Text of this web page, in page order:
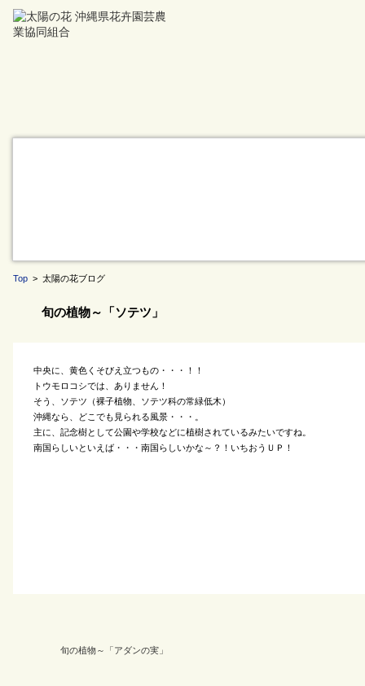
Top > 太陽の花ブログ
旬の植物～「ソテツ」
中央に、黄色くそびえ立つもの・・・！！
トウモロコシでは、ありません！
そう、ソテツ（裸子植物、ソテツ科の常緑低木）
沖縄なら、どこでも見られる風景・・・。
主に、記念樹として公園や学校などに植樹されているみたいですね。
南国らしいといえば・・・南国らしいかな～？！いちおうＵＰ！
旬の植物～「アダンの実」